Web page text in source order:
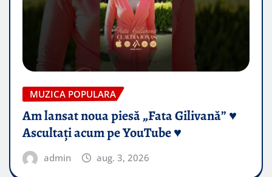
MUZICA POPULARA
Am lansat noua piesă „Fata Gilivană” ♥️
Ascultați acum pe YouTube ♥️
admin aug. 3, 2026